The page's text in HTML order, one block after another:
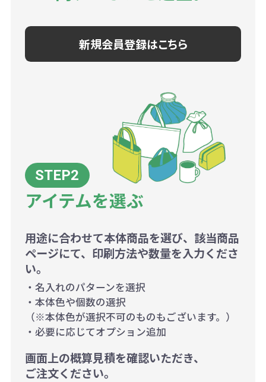
新規会員登録はこちら
アイテムを選ぶ
用途に合わせて本体商品を選び、該当商品
ページにて、印刷方法や数量を入力くださ
い。
・名入れのパターンを選択
・本体色や個数の選択
（※本体色が選択不可のものもございます。）
・必要に応じてオプション追加
画面上の概算見積を確認いただき、
ご注文ください。